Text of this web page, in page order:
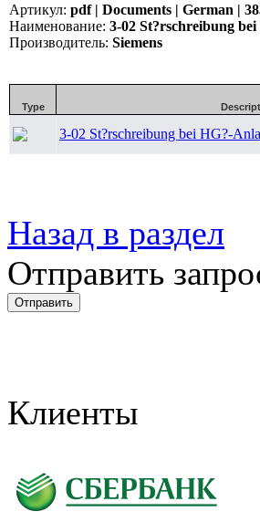
Артикул: pdf | Documents | German |
Наименование: 3-02 St?rschreibung
Производитель: Siemens
Type
3-02 St?rschreibung bei HG?-
Назад в раздел
Отправить
Клиенты